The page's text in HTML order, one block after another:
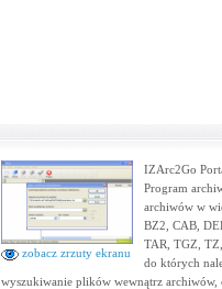
zobacz zrzuty ekranu
IZArc2Go
Program
archiwów w
BZ2, CAB,
TAR, TGZ,
do których
wyszukiwanie plików wewnątrz archiwów,